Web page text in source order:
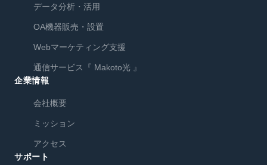
データ分析・活用
OA機器販売・設置
Webマーケティング支援
通信サービス『 Makoto光 』
企業情報
会社概要
ミッション
アクセス
サポート